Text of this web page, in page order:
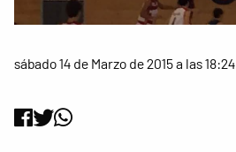
sábado 14 de Marzo de 2015 a las 18:24